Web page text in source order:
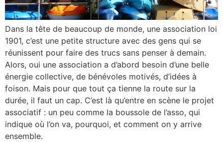
Dans la tête de beaucoup de monde, une association loi
1901, c’est une petite structure avec des gens qui se
réunissent pour faire des trucs sans penser à demain.
Alors, oui une association a d’abord besoin d’une belle
énergie collective, de bénévoles motivés, d’idées à
foison. Mais pour que tout ça tienne la route sur la
durée, il faut un cap. C’est là qu’entre en scène le projet
associatif : un peu comme la boussole de l’asso, qui
indique où l’on va, pourquoi, et comment on y arrive
ensemble.